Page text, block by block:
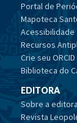
Portal de
Mapoteca
Acessibilidade
Recursos
Crie seu ORCID
Biblioteca do
EDITORA
Sobre a editora
Revista